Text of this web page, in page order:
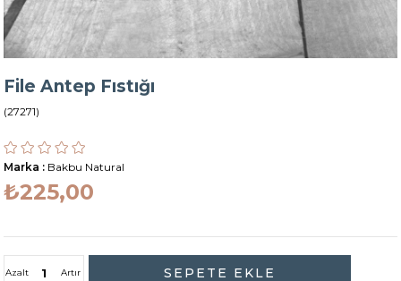
File Antep Fıstığı
(27271)
Marka : Bakbu Natural
₺225,00
Artır
Azalt